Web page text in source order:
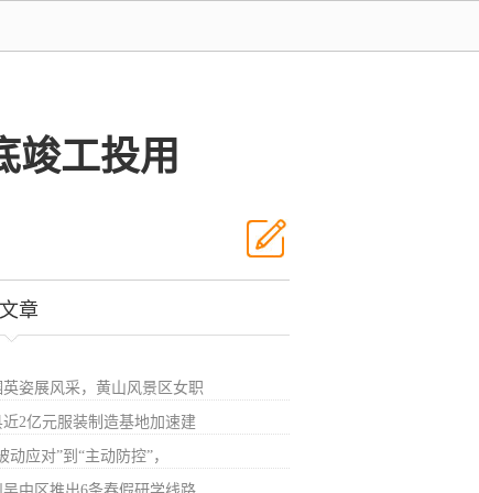
竣工投用
章
英姿展风采，黄山风景区女职
近2亿元服装制造基地加速建
动应对”到“主动防控”，